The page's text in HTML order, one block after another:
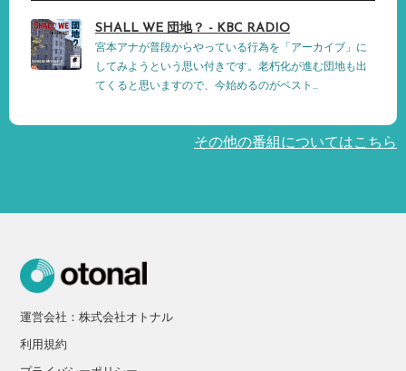
SHALL WE 団地？ - KBC RADIO
宮本アナが普段からやっている行為を「アーカイブ」に
してみようという思い付きです。老朽化が進む団地も出
てくると思いますので、今始めるのがベスト...
その他の番組についてはこちら
運営会社：株式会社オトナル
利用規約